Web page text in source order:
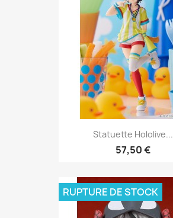
Statuette Hololive...
57,50 €
RUPTURE DE STOCK